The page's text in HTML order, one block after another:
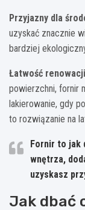
Przyjazny dla
uzyskać znacznie
bardziej
Łatwość renowacji
powierzchni, fornir
lakierowanie, gdy
to rozwiązanie na
Fornir to jak
wnętrza,
uzyskasz
Jak dbać